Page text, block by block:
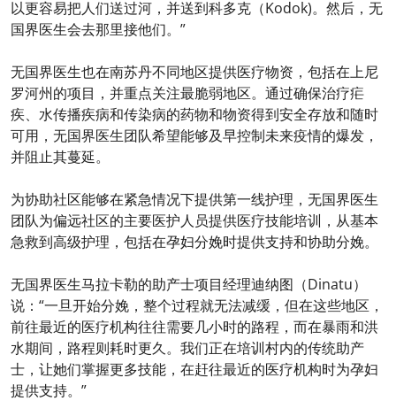
以更容易把人们送过河，并送到科多克（Kodok)。然后，无
国界医生会去那里接他们。”
无国界医生也在南苏丹不同地区提供医疗物资，包括在上尼
罗河州的项目，并重点关注最脆弱地区。通过确保治疗疟
疾、水传播疾病和传染病的药物和物资得到安全存放和随时
可用，无国界医生团队希望能够及早控制未来疫情的爆发，
并阻止其蔓延。
为协助社区能够在紧急情况下提供第一线护理，无国界医生
团队为偏远社区的主要医护人员提供医疗技能培训，从基本
急救到高级护理，包括在孕妇分娩时提供支持和协助分娩。
无国界医生马拉卡勒的助产士项目经理迪纳图（Dinatu）
说：“一旦开始分娩，整个过程就无法减缓，但在这些地区，
前往最近的医疗机构往往需要几小时的路程，而在暴雨和洪
水期间，路程则耗时更久。我们正在培训村内的传统助产
士，让她们掌握更多技能，在赶往最近的医疗机构时为孕妇
提供支持。”